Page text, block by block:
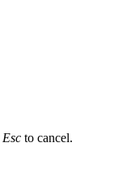
Esc to cancel.